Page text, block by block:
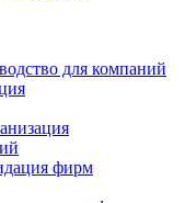
для компаний
фирм